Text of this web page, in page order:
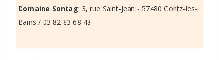
Domaine Sontag: 3, rue Saint-Jean - 57480 Contz-les-
Bains / 03 82 83 68 48